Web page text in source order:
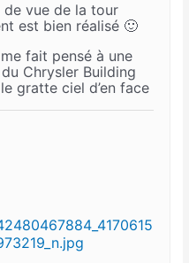
de vue de la tour
est bien réalisé 🙂
fait pensé à une
Chrysler Building
gratte ciel d’en face